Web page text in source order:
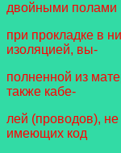
двойными полами
при прокладке в
изоляцией, вы-
полненной из
также кабе-
лей (проводов),
имеющих код